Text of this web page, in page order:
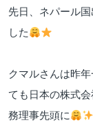
先日、ネパール
した
クマルさんは昨
ても日本の株式
務理事先頭に